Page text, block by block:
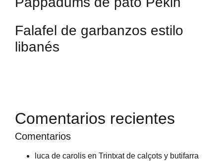
Falafel de garbanzos estilo
libanés
Comentarios recientes
Comentarios
luca de carolis en Trintxat de calçots y butifarra